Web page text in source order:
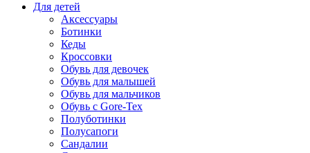
Для детей
Аксессуары
Ботинки
Кеды
Кроссовки
Обувь для девочек
Обувь для малышей
Обувь для мальчиков
Обувь с Gore-Tex
Полуботинки
Полусапоги
Сандалии